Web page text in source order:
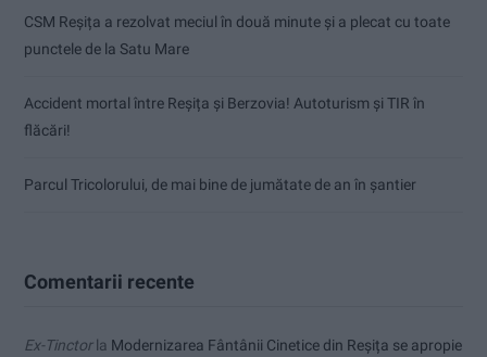
CSM Reșița a rezolvat meciul în două minute și a plecat cu toate
punctele de la Satu Mare
Accident mortal între Reșița și Berzovia! Autoturism și TIR în
flăcări!
Parcul Tricolorului, de mai bine de jumătate de an în șantier
Comentarii recente
Ex-Tinctorla Modernizarea Fântânii Cinetice din Reșița se apropie